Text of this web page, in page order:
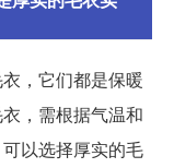
，它们都是保暖
，需根据气温和
以选择厚实的毛